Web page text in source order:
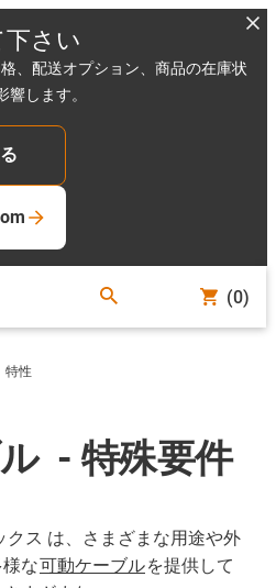
さい
、配送オプション、商品の在庫状
します。
(0)
特性
- 特殊要件
クス は、さまざまな用途や外
な可動ケーブルを提供して